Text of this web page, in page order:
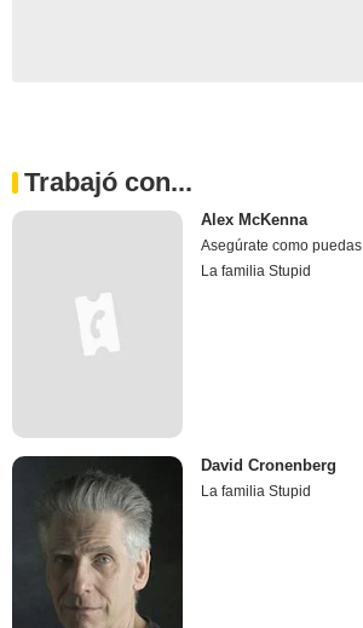
Trabajó con...
Alex McKenna
Asegúrate como puedas
La familia Stupid
David Cronenberg
La familia Stupid